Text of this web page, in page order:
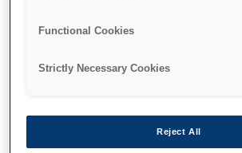
WorkForce Pro WF-
C869R Yellow
Functional Cookies
Strictly Necessary Cookies
Reject All